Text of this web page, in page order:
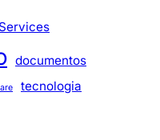
documentos
tecnologia